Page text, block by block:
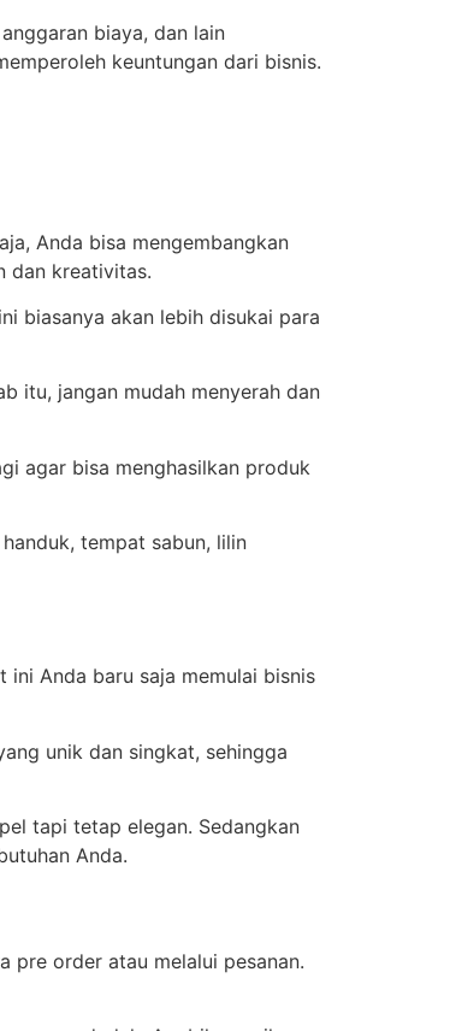
biaya, dan lain
keuntungan dari bisnis.
Anda bisa mengembangkan
dan kreativitas.
biasanya akan lebih disukai para
itu, jangan mudah menyerah dan
agar bisa menghasilkan produk
tempat sabun, lilin
ini Anda baru saja memulai bisnis
unik dan singkat, sehingga
tapi tetap elegan. Sedangkan
Anda.
pre order atau melalui pesanan.